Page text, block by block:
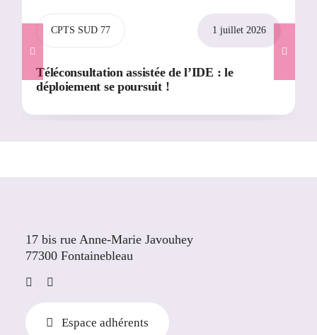
CPTS SUD 77 1 juillet 2026
Téléconsultation assistée de l’IDE : le
déploiement se poursuit !
17 bis rue Anne-Marie Javouhey
77300 Fontainebleau
Espace adhérents